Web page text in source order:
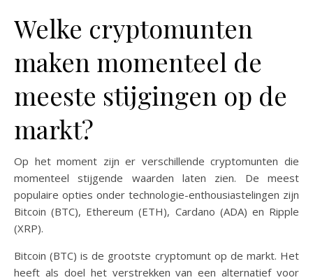
Welke cryptomunten
maken momenteel de
meeste stijgingen op de
markt?
Op het moment zijn er verschillende cryptomunten die
momenteel stijgende waarden laten zien. De meest
populaire opties onder technologie-enthousiastelingen zijn
Bitcoin (BTC), Ethereum (ETH), Cardano (ADA) en Ripple
(XRP).
Bitcoin (BTC) is de grootste cryptomunt op de markt. Het
heeft als doel het verstrekken van een alternatief voor